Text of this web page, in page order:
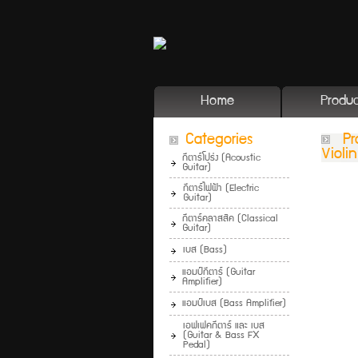
Home
Categories
กีตาร์โปร่ง (Acoustic
Guitar)
กีตาร์ไฟฟ้า (Electric
Guitar)
กีตาร์คลาสสิค (Classical
Guitar)
เบส (Bass)
แอมป์กีตาร์ (Guitar
Amplifier)
แอมป์เบส (Bass Amplifier)
เอฟเฟคกีตาร์ และ เบส
(Guitar & Bass FX
Pedal)